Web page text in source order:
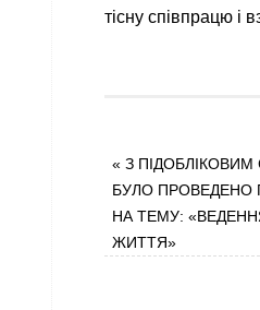
тісну співпрацю і
« З ПІДОБЛІКОВИМ
БУЛО ПРОВЕДЕНО
НА ТЕМУ:
ЖИТТЯ»